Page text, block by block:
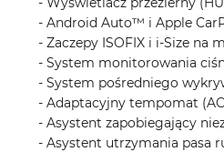
- Android Auto™ i Apple
- Zaczepy ISOFIX i i-Size na
- System monitorowania
- System pośredniego
- Adaptacyjny tempomat
- Asystent zapobiegający
- Asystent utrzymania pasa